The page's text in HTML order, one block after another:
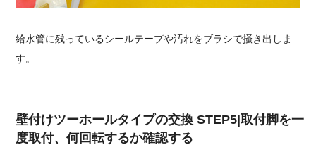
給水管に残っているシールテープや汚れをブラシで掻き出しま
す。
壁付けツーホールタイプの交換 STEP5|取付脚を一
度取付、何回転するか確認する